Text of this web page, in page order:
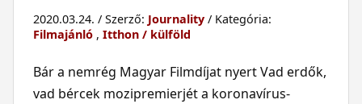
2020.03.24. / Szerző: Journality/ Kategória:
Filmajánló, Itthon / külföld
Bár a nemrég Magyar Filmdíjat nyert Vad erdők,
vad bércek mozipremierjét a koronavírus-